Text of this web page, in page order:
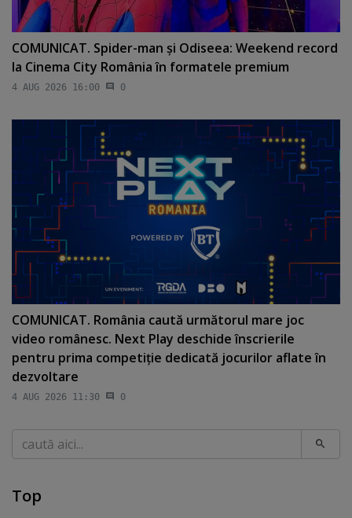
COMUNICAT. Spider-man şi Odiseea: Weekend record
la Cinema City România în formatele premium
4 AUG 2026 16:00 0
COMUNICAT. România caută următorul mare joc
video românesc. Next Play deschide înscrierile
pentru prima competiţie dedicată jocurilor aflate în
dezvoltare
4 AUG 2026 11:30 0
Caută
Top